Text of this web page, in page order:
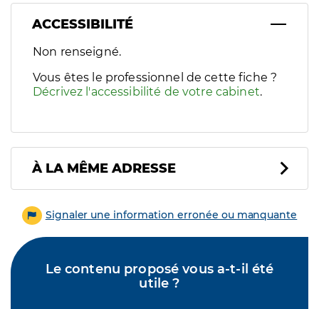
ACCESSIBILITÉ
Filtres
Sélectionnez un ou plusieurs handicaps/besoins
Non renseigné.
Vous êtes le professionnel de cette fiche ?
Décrivez l'accessibilité de votre cabinet.
À LA MÊME ADRESSE
Signaler une information erronée ou manquante
Le contenu proposé vous a-t-il été
utile ?